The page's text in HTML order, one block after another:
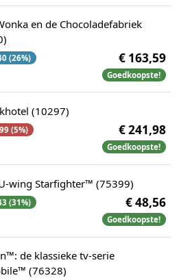
en de Chocoladefabriek
(26%) € 163,59
Goedkoopste!
(10297)
(5%) € 241,98
Goedkoopste!
wing Starfighter™ (75399)
(31%) € 48,56
Goedkoopste!
de klassieke tv-serie
(76328)